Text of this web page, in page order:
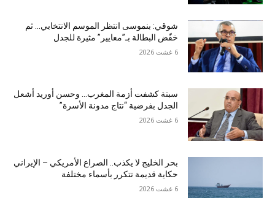
شوقي: بنموسى انتظر الموسم الانتخابي… ثم
خفّض البطالة بـ”معايير” مثيرة للجدل
6 غشت 2026
سبتة كشفت أزمة المغرب… وحسن أوريد أشعل
الجدل بفرضية “نتاج مدونة الأسرة”
6 غشت 2026
بحر الخليج لا يكذب.. الصراع الأمريكي – الإيراني
حكاية قديمة تتكرر بأسماء مختلفة
6 غشت 2026